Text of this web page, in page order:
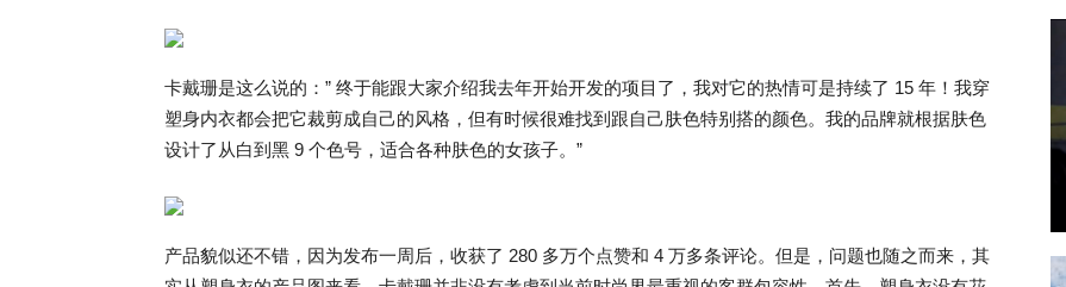
卡戴珊是这么说的：” 终于能跟大家介绍我去年开始开发的项目了，我对它的热情可是持续了 15 年！我穿
塑身内衣都会把它裁剪成自己的风格，但有时候很难找到跟自己肤色特别搭的颜色。我的品牌就根据肤色
设计了从白到黑 9 个色号，适合各种肤色的女孩子。”
产品貌似还不错，因为发布一周后，收获了 280 多万个点赞和 4 万多条评论。但是，问题也随之而来，其